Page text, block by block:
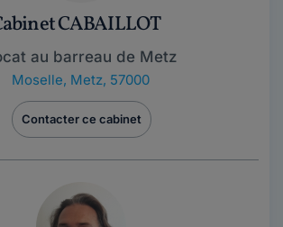
CABAILLOT
au barreau de Metz
Moselle, Metz, 57000
Contacter ce cabinet